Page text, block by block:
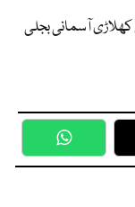
کھلاڑی آسمانی بجلی
WhatsApp